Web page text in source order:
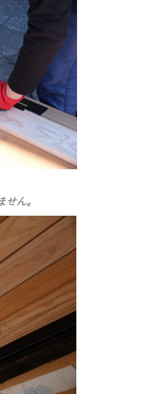
ん。